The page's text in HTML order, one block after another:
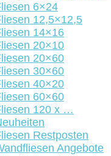
6×24
12,5×12,5
14×16
20×10
20×60
30×60
40×20
60×60
120 x …
Restposten
Angebote